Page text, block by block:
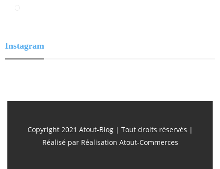
Instagram
Copyright 2021 Atout-Blog | Tout droits réservés |
Réalisé par Réalisation Atout-Commerces